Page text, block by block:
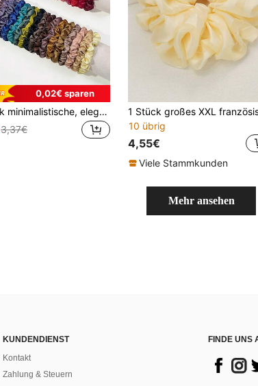
0,02€ sparen
40 Stück minimalistische, elegante einfarbige, Leoparden-Muster, florale kleine Haargummis, vielseitige Haargummis für Dutt, Modische Haardekoration für Frauen, Reisen, Geburtstag
3,37€
10 übrig
4,55€
Viele Stammkunden
Mehr ansehen
KUNDENDIENST
Kontakt
Zahlung & Steuern
FINDE UNS